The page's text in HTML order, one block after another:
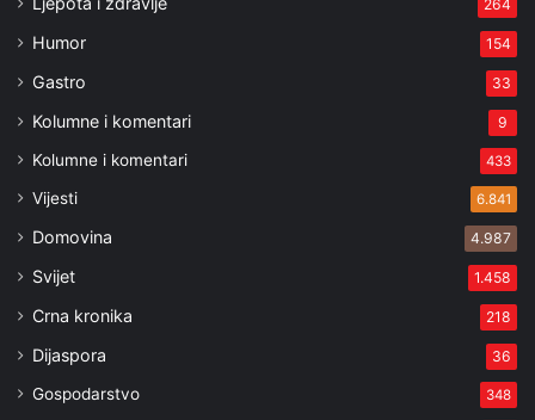
264
Humor 154
Gastro 33
Kolumne i komentari 9
Kolumne i komentari 433
Vijesti 6.841
Domovina 4.987
Svijet 1.458
Crna kronika 218
Dijaspora 36
Gospodarstvo 348